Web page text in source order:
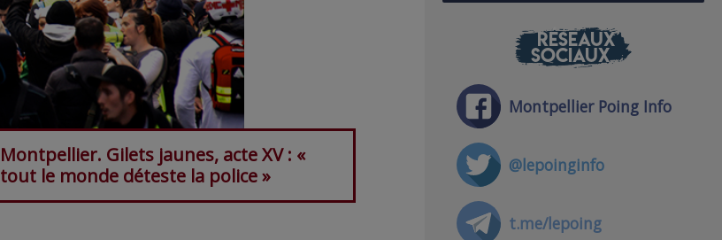
Montpellier. Gilets jaunes, acte XV : «
tout le monde déteste la police »
RÉSEAUX
SOCIAUX
Montpellier Poing Info
@lepoinginfo
t.me/lepoing